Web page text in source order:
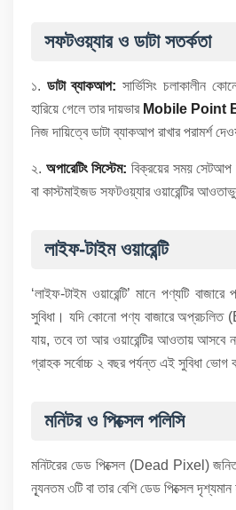
সফটওয়্যার ও ডাটা সতর্কতা
১. ডাটা ব্যাকআপ: সার্ভিসিং চলাকালীন
হারিয়ে গেলে তার দায়ভার Mobile Point
নিজ দায়িত্বে ডাটা ব্যাকআপ রাখার পরামর্শ
২. অপারেটিং সিস্টেম: বিক্রয়ের সময় সেটআপ
বা কাস্টমাইজড সফটওয়্যার ওয়ারেন্টির
লাইফ-টাইম ওয়ারেন্টি
‘লাইফ-টাইম ওয়ারেন্টি’ মানে পণ্যটি বাজারে
সুবিধা। যদি কোনো পণ্য বাজারে
যায়, তবে তা আর ওয়ারেন্টির আওতায় আসবে
গ্রাহক সর্বোচ্চ ২ বছর পর্যন্ত এই সুবিধা ভোগ
মনিটর ও পিক্সেল পলিসি
মনিটরের ডেড পিক্সেল (Dead Pixel) জনিত
ন্যূনতম ৩টি বা তার বেশি ডেড পিক্সেল